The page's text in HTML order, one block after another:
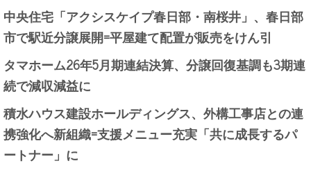
中央住宅「アクシスケイプ春日部・南桜井」、春日部
市で駅近分譲展開=平屋建て配置が販売をけん引
タマホーム26年5月期連結決算、分譲回復基調も3期連
続で減収減益に
積水ハウス建設ホールディングス、外構工事店との連
携強化へ新組織=支援メニュー充実「共に成長するパ
ートナー」に